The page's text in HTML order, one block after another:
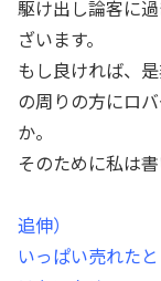
駆け出し論客に
ざいます。
もし良ければ、
の周りの方にロ
か。
そのために私は
追伸）
いっぱい売れた